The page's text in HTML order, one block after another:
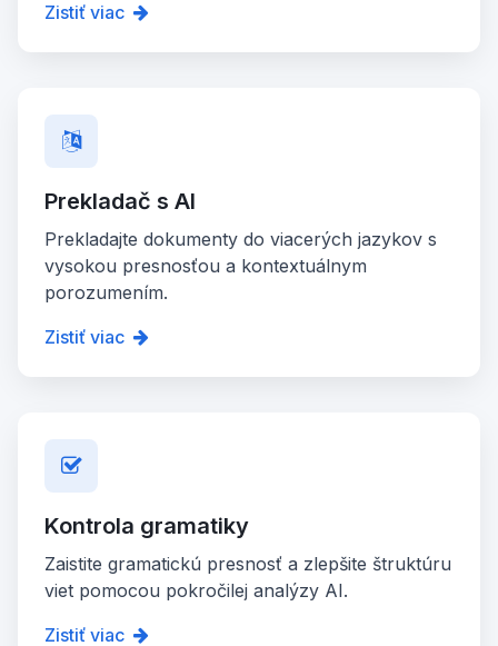
Zistiť viac
Prekladač s AI
Prekladajte dokumenty do viacerých jazykov s
vysokou presnosťou a kontextuálnym
porozumením.
Zistiť viac
Kontrola gramatiky
Zaistite gramatickú presnosť a zlepšite štruktúru
viet pomocou pokročilej analýzy AI.
Zistiť viac